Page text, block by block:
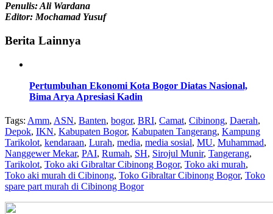
Penulis: Ali Wardana
Editor: Mochamad Yusuf
Berita Lainnya
Pertumbuhan Ekonomi Kota Bogor Diatas Nasional,
Bima Arya Apresiasi Kadin
Tags: Amm, ASN, Banten, bogor, BRI, Camat, Cibinong, Daerah,
Depok, IKN, Kabupaten Bogor, Kabupaten Tangerang, Kampung
Tarikolot, kendaraan, Lurah, media, media sosial, MU, Muhammad,
Nanggewer Mekar, PAI, Rumah, SH, Sirojul Munir, Tangerang,
Tarikolot, Toko aki Gibraltar Cibinong Bogor, Toko aki murah,
Toko aki murah di Cibinong, Toko Gibraltar Cibinong Bogor, Toko
spare part murah di Cibinong Bogor